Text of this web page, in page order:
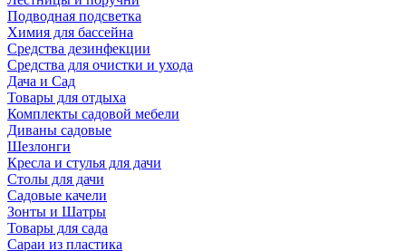
Подводная подсветка
Химия для бассейна
Средства дезинфекции
Средства для очистки и ухода
Дача и Сад
Товары для отдыха
Комплекты садовой мебели
Диваны садовые
Шезлонги
Кресла и стулья для дачи
Столы для дачи
Садовые качели
Зонты и Шатры
Товары для сада
Сараи из пластика